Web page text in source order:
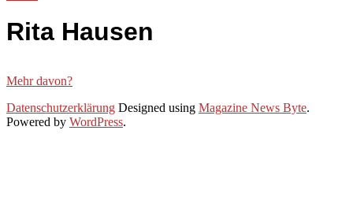
Rita Hausen
Mehr davon?
2020-
06-
Datenschutzerklärung Designed using Magazine News Byte.
Powered by WordPress.